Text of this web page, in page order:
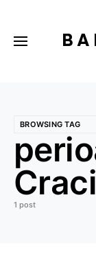
BROWSING TAG
1 post